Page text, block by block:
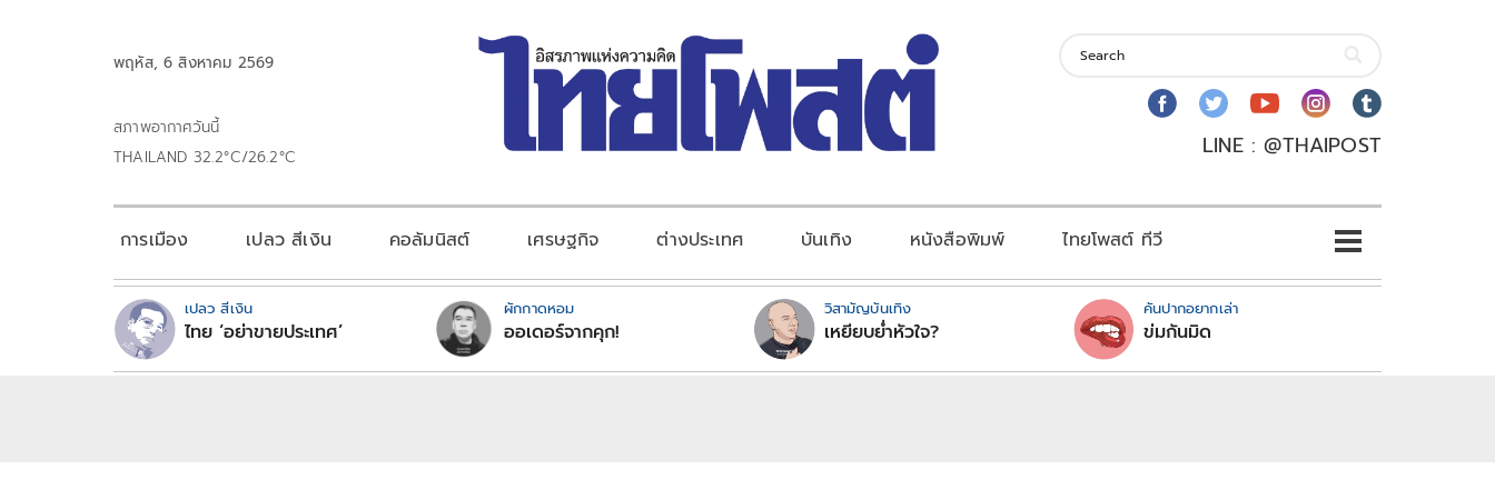
พฤหัส, 6 สิงหาคม 2569
สภาพอากาศวันนี้
THAILAND 32.2°C/26.2°C
LINE : @THAIPOST
การเมือง เปลว สีเงิน คอลัมนิสต์ เศรษฐกิจ ต่างประเทศ บันเทิง หนังสือพิมพ์ ไทยโพสต์ ทีวี
เปลว สีเงิน
ไทย ‘อย่าขายประเทศ’
ผักกาดหอม
ออเดอร์จากคุก!
วิสามัญบันเทิง
เหยียบย่ำหัวใจ?
คันปากอยากเล่า
ข่มกันมิด